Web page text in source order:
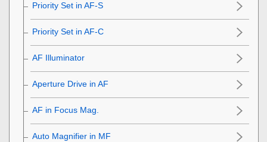
Priority Set in AF-S
Priority Set in AF-C
AF Illuminator
Aperture Drive in AF
AF in Focus Mag.
Auto Magnifier in MF